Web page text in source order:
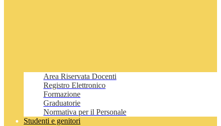
Area Riservata Docenti
Registro Elettronico
Formazione
Graduatorie
Normativa per il Personale
Studenti e genitori